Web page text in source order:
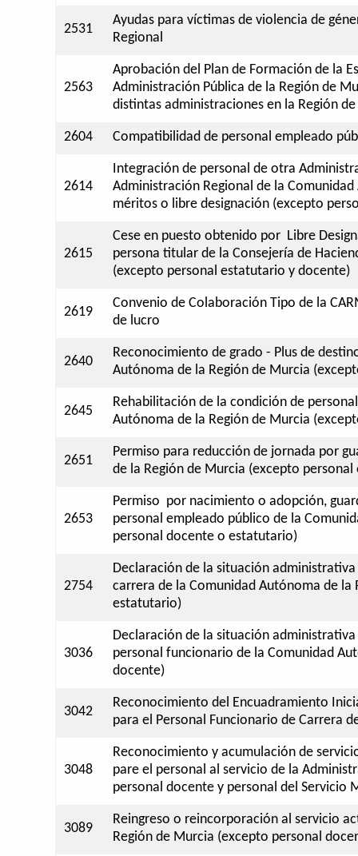
2531
Ayudas para víctimas de violencia de
Regional
2563
Aprobación del Plan de Formación de la
Administración Pública de la Región de
distintas administraciones en la Región
2604 Compatibilidad de personal empleado
2614
Integración de personal de otra
Administración Regional de la
méritos o libre designación (excepto
2615
Cese en puesto obtenido por Libre
persona titular de la Consejería de
(excepto personal estatutario y docente)
2619
Convenio de Colaboración Tipo de la
de lucro
2640
Reconocimiento de grado - Plus de
Autónoma de la Región de Murcia
2645
Rehabilitación de la condición de
Autónoma de la Región de Murcia
2651
Permiso para reducción de jornada por
de la Región de Murcia (excepto
2653
Permiso por nacimiento o adopción,
personal empleado público de la
personal docente o estatutario)
2754
Declaración de la situación
carrera de la Comunidad Autónoma de
estatutario)
3036
Declaración de la situación
personal funcionario de la Comunidad
docente)
3042
Reconocimiento del Encuadramiento
para el Personal Funcionario de Carrera
3048
Reconocimiento y acumulación de
pare el personal al servicio de la
personal docente y personal del Servicio
3089
Reingreso o reincorporación al servicio
Región de Murcia (excepto personal